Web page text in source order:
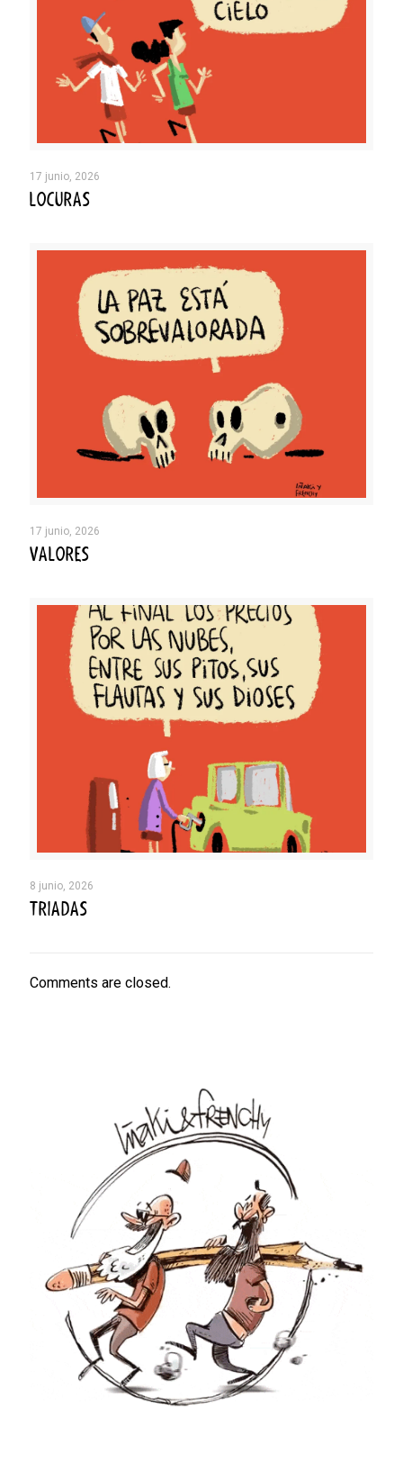
17 junio, 2026
LOCURAS
17 junio, 2026
VALORES
8 junio, 2026
TRIADAS
Comments are closed.